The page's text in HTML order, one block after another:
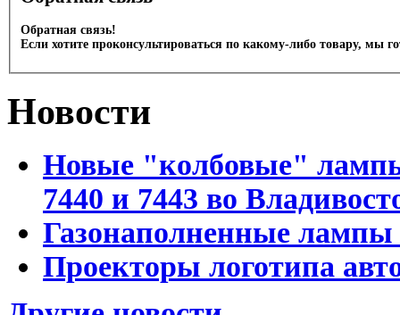
Обратная связь!
Если хотите проконсультироваться по какому-либо товару, мы
Новости
Новые "колбовые"
7440 и 7443 во
Газонаполненные лампы
Проекторы логотипа